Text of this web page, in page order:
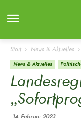
Start News & Aktuelles
News & Aktuelles
14. Februar 2023